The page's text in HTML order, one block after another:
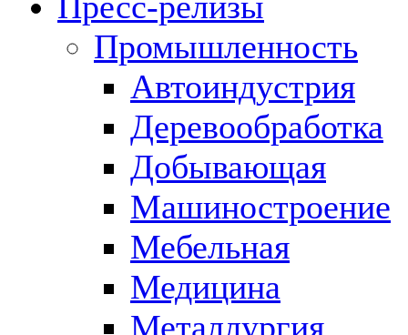
Промышленность
Автоиндустрия
Деревообработка
Добывающая
Машиностроение
Мебельная
Медицина
Металлургия